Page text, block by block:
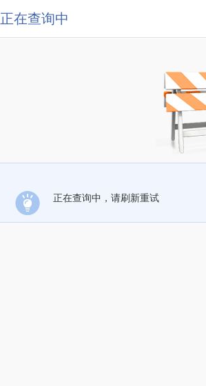
正在查询中
正在查询中，请刷新重试